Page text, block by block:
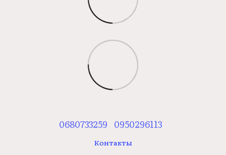
0680733259 0950296113
Контакты